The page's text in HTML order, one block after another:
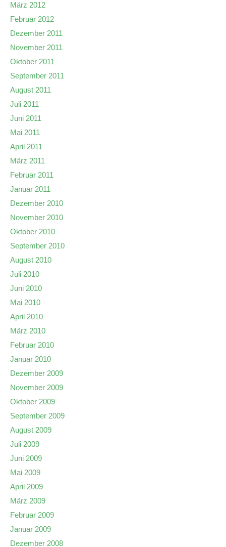
März 2012
Februar 2012
Dezember 2011
November 2011
Oktober 2011
September 2011
August 2011
Juli 2011
Juni 2011
Mai 2011
April 2011
März 2011
Februar 2011
Januar 2011
Dezember 2010
November 2010
Oktober 2010
September 2010
August 2010
Juli 2010
Juni 2010
Mai 2010
April 2010
März 2010
Februar 2010
Januar 2010
Dezember 2009
November 2009
Oktober 2009
September 2009
August 2009
Juli 2009
Juni 2009
Mai 2009
April 2009
März 2009
Februar 2009
Januar 2009
Dezember 2008